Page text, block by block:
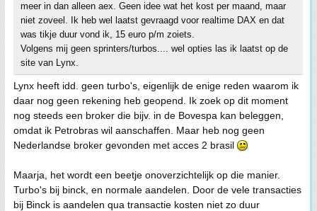
meer in dan alleen aex. Geen idee wat het kost per maand, maar
niet zoveel. Ik heb wel laatst gevraagd voor realtime DAX en dat
was tikje duur vond ik, 15 euro p/m zoiets.
Volgens mij geen sprinters/turbos.... wel opties las ik laatst op de
site van Lynx.
Lynx heeft idd. geen turbo's, eigenlijk de enige reden waarom ik
daar nog geen rekening heb geopend. Ik zoek op dit moment
nog steeds een broker die bijv. in de Bovespa kan beleggen,
omdat ik Petrobras wil aanschaffen. Maar heb nog geen
Nederlandse broker gevonden met acces 2 brasil
Maarja, het wordt een beetje onoverzichtelijk op die manier.
Turbo's bij binck, en normale aandelen. Door de vele transacties
bij Binck is aandelen qua transactie kosten niet zo duur